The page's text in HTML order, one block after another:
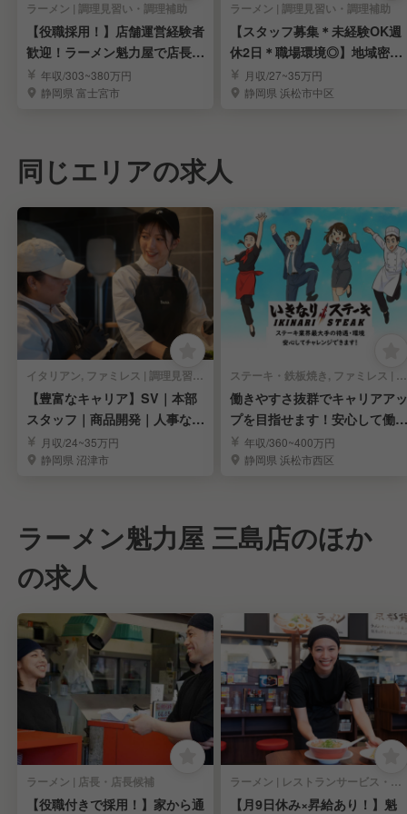
ラーメン | 調理見習い・調理補助
【役職採用！】店舗運営経験者
歓迎！ラーメン魁力屋で店長候
補として活躍！
年収/303~380万円
静岡県 富士宮市
ラーメン | 調理見習い・調理補助
【スタッフ募集＊未経験OK週
休2日＊職場環境◎】地域密着
の人気ラーメン店
月収/27~35万円
静岡県 浜松市中区
同じエリアの求人
イタリアン, ファミレス | 調理見習い・調理補助
【豊富なキャリア】SV｜本部
スタッフ｜商品開発｜人事など
料理長以上を目指す
月収/24~35万円
静岡県 沼津市
ステーキ・鉄板焼き, ファミレス | 調理見習い・調理補助
働きやすさ抜群でキャリアアッ
プを目指せます！安心して働け
る大手企業◎
年収/360~400万円
静岡県 浜松市西区
ラーメン魁力屋 三島店のほか
の求人
ラーメン | 店長・店長候補
【役職付きで採用！】家から通
ラーメン | レストランサービス・ホールスタッフ
【月9日休み×昇給あり！】魁